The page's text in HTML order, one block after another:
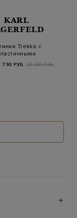
KARL
Trekka с
Go…
790 РУБ. 29 300 РУБ.